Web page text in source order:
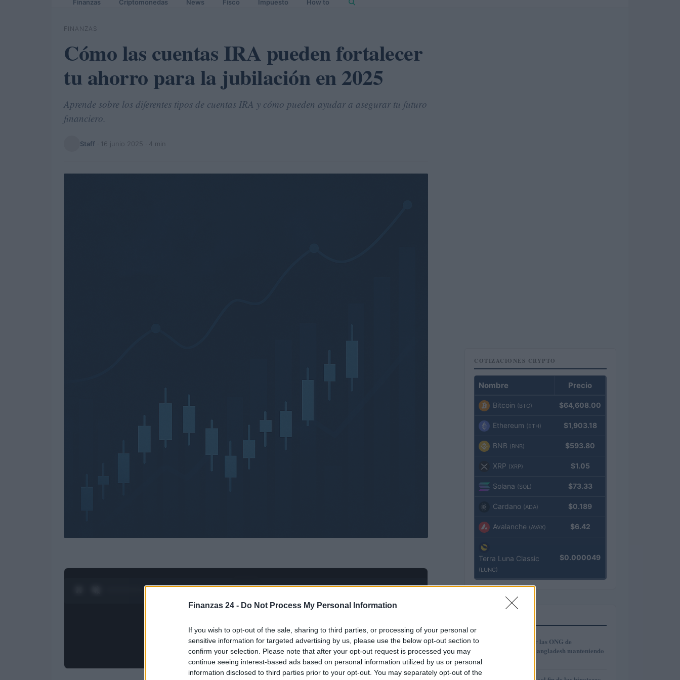
Finanzas 24 - Do Not Process My Personal Information
If you wish to opt-out of the sale, sharing to third parties, or processing of your personal or
sensitive information for targeted advertising by us, please use the below opt-out section to
confirm your selection. Please note that after your opt-out request is processed you may
continue seeing interest-based ads based on personal information utilized by us or personal
information disclosed to third parties prior to your opt-out. You may separately opt-out of the
Finanzas Criptomonedas News Fisco Impuesto How to
FINANZAS
Cómo las cuentas IRA pueden fortalecer
tu ahorro para la jubilación en 2025
Aprende sobre los diferentes tipos de cuentas IRA y cómo pueden ayudar a asegurar tu futuro
financiero.
Staff 16 junio 2025 · 4 min
COTIZACIONES CRYPTO
Nombre Precio
Bitcoin (BTC) $64,608.00
Ethereum (ETH) $1,903.18
BNB (BNB) $593.80
XRP (XRP) $1.05
Solana (SOL) $73.33
Cardano (ADA) $0.189
Avalanche (AVAX) $6.42
Terra Luna Classic
(LUNC)
$0.000049
1
Cómo modernizar las ONG de
microcrédito en Bangladesh manteniendo